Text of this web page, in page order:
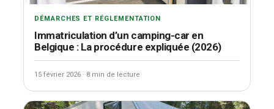
DÉMARCHES ET RÉGLEMENTATION
Immatriculation d’un camping-car en
Belgique : La procédure expliquée (2026)
15 février 2026 · 8 min de lecture